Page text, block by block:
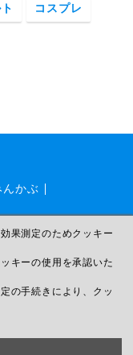
コスプレ
んかぶ
果測定のためクッキー
キーの使用を承認いた
の手続きにより、クッ